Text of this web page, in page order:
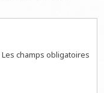
Les champs obligatoires